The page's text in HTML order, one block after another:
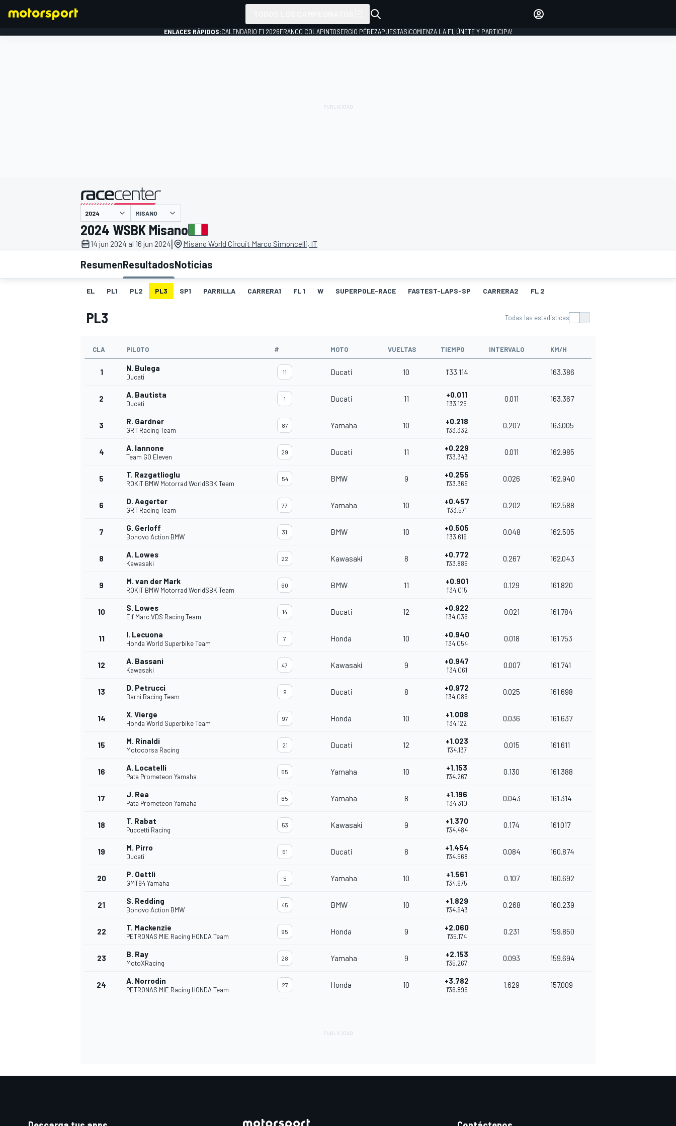
INDYCAR
FÓRMULA E
INICIAR SESIÓN
ENLACES RÁPIDOS:CALENDARIO F1 2026FRANCO COLAPINTOSERGIO PÉREZAPUESTAS¡COMIENZA LA F1, ÚNETE Y PARTICIPA!
presentado por
MISANO
2024 WSBK Misano
14 jun 2024 al 16 jun 2024| Misano World Circuit Marco Simoncelli, IT
ResumenResultadosNoticias
EL PL1 PL2 PL3 SP1 PARRILLA CARRERA1 FL 1 W SUPERPOLE-RACE FASTEST-LAPS-SP CARRERA2 FL 2
PL3 Todas las estadísticas
CLA PILOTO # MOTO VUELTAS TIEMPO INTERVALO KM/H
1 N. Bulega
Ducati
11 Ducati 10 1'33.114 163.386
2 A. Bautista
Ducati
1 Ducati 11 +0.011
1'33.125
0.011 163.367
3 R. Gardner
GRT Racing Team
87 Yamaha 10 +0.218
1'33.332
0.207 163.005
4 A. Iannone
Team GO Eleven
29 Ducati 11 +0.229
1'33.343
0.011 162.985
5 T. Razgatlioglu
ROKiT BMW Motorrad WorldSBK Team
54 BMW 9 +0.255
1'33.369
0.026 162.940
6 D. Aegerter
GRT Racing Team
77 Yamaha 10 +0.457
1'33.571
0.202 162.588
7 G. Gerloff
Bonovo Action BMW
31 BMW 10 +0.505
1'33.619
0.048 162.505
8 A. Lowes
Kawasaki
22 Kawasaki 8 +0.772
1'33.886
0.267 162.043
9 M. van der Mark
ROKiT BMW Motorrad WorldSBK Team
60 BMW 11 +0.901
1'34.015
0.129 161.820
10 S. Lowes
Elf Marc VDS Racing Team
14 Ducati 12 +0.922
1'34.036
0.021 161.784
11 I. Lecuona
Honda World Superbike Team
7 Honda 10 +0.940
1'34.054
0.018 161.753
12 A. Bassani
Kawasaki
47 Kawasaki 9 +0.947
1'34.061
0.007 161.741
13 D. Petrucci
Barni Racing Team
9 Ducati 8 +0.972
1'34.086
0.025 161.698
14 X. Vierge
Honda World Superbike Team
97 Honda 10 +1.008
1'34.122
0.036 161.637
15 M. Rinaldi
Motocorsa Racing
21 Ducati 12 +1.023
1'34.137
0.015 161.611
16 A. Locatelli
Pata Prometeon Yamaha
55 Yamaha 10 +1.153
1'34.267
0.130 161.388
17 J. Rea
Pata Prometeon Yamaha
65 Yamaha 8 +1.196
1'34.310
0.043 161.314
18 T. Rabat
Puccetti Racing
53 Kawasaki 9 +1.370
1'34.484
0.174 161.017
19 M. Pirro
Ducati
51 Ducati 8 +1.454
1'34.568
0.084 160.874
20 P. Oettli
GMT94 Yamaha
5 Yamaha 10 +1.561
1'34.675
0.107 160.692
21 S. Redding
Bonovo Action BMW
45 BMW 10 +1.829
1'34.943
0.268 160.239
22 T. Mackenzie
PETRONAS MIE Racing HONDA Team
95 Honda 9 +2.060
1'35.174
0.231 159.850
23 B. Ray
MotoXRacing
28 Yamaha 9 +2.153
1'35.267
0.093 159.694
24 A. Norrodin
PETRONAS MIE Racing HONDA Team
27 Honda 10 +3.782
1'36.896
1.629 157.009